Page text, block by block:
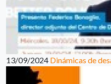
13/09/2024 Dinámicas de